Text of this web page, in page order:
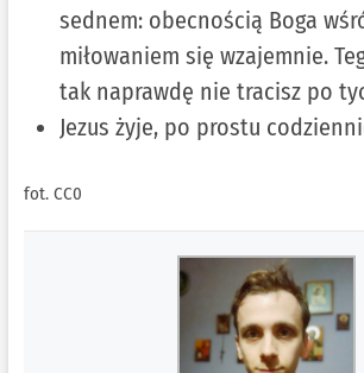
sednem: obecnością Boga
miłowaniem się wzajemnie.
tak naprawdę nie tracisz po
Jezus żyje, po prostu
fot. CC0